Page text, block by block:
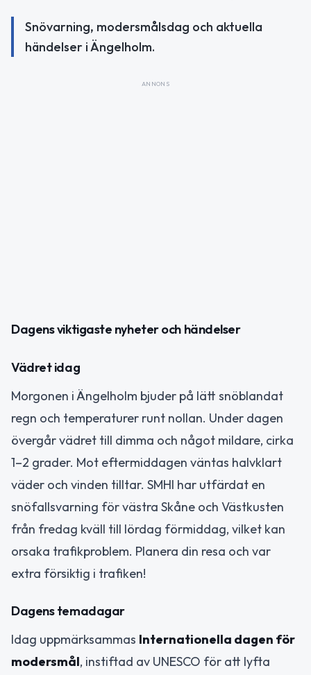
Snövarning, modersmålsdag och aktuella
händelser i Ängelholm.
ANNONS
Dagens viktigaste nyheter och händelser
Vädret idag
Morgonen i Ängelholm bjuder på lätt snöblandat
regn och temperaturer runt nollan. Under dagen
övergår vädret till dimma och något mildare, cirka
1–2 grader. Mot eftermiddagen väntas halvklart
väder och vinden tilltar. SMHI har utfärdat en
snöfallsvarning för västra Skåne och Västkusten
från fredag kväll till lördag förmiddag, vilket kan
orsaka trafikproblem. Planera din resa och var
extra försiktig i trafiken!
Dagens temadagar
Idag uppmärksammas Internationella dagen för
modersmål, instiftad av UNESCO för att lyfta